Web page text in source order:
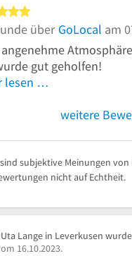
über GoLocal am
angenehme
gut geholfen!
lesen …
weitere
subjektive Meinungen
nicht auf Echtheit.
Lange in Leverkusen
16.10.2023.